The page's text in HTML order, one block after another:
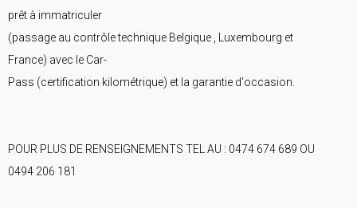
prêt à immatriculer
(passage au contrôle technique Belgique , Luxembourg et
France) avec le Car-
Pass (certification kilométrique) et la garantie d'occasion.
POUR PLUS DE RENSEIGNEMENTS TEL AU : 0474 674 689 OU
0494 206 181